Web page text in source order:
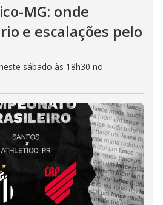
MG: onde
e escalações pelo
sábado às 18h30 no